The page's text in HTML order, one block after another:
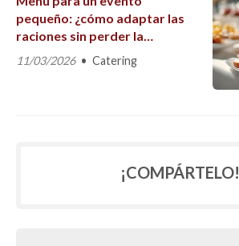
pequeño: ¿cómo adaptar las
raciones sin perder la
esencia?
11/03/2026 Catering
¡COMPÁRTELO!